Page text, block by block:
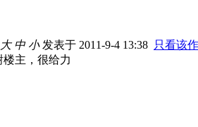
大 中 小发表于 2011-9-4 13:38 只看该
楼主，很给力